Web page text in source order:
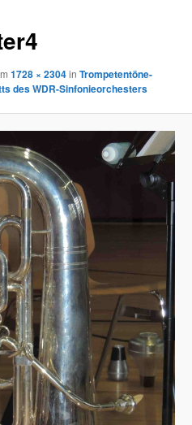
1728 × 2304inTrompetentöne-
des WDR-Sinfonieorchesters